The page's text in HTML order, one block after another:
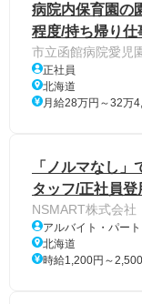
病院内保育園の
程度/持ち帰り
市立函館病院愛児
正社員
北海道
月給28万円～32万
「ノルマなし
タッフ/正社員登
NSMART株式会社
アルバイト・パート
北海道
時給1,200円～